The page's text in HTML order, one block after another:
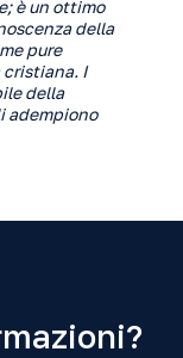
è un ottimo
della
pure
cristiana. I
della
adempiono